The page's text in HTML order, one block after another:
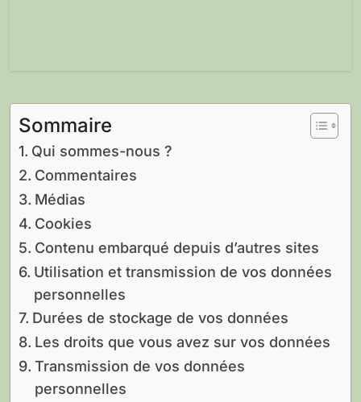
Sommaire
Qui sommes-nous ?
Commentaires
Médias
Cookies
Contenu embarqué depuis d’autres sites
Utilisation et transmission de vos données
personnelles
Durées de stockage de vos données
Les droits que vous avez sur vos données
Transmission de vos données
personnelles